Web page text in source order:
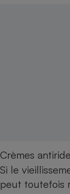
Crèmes
Si le
peut toutefois